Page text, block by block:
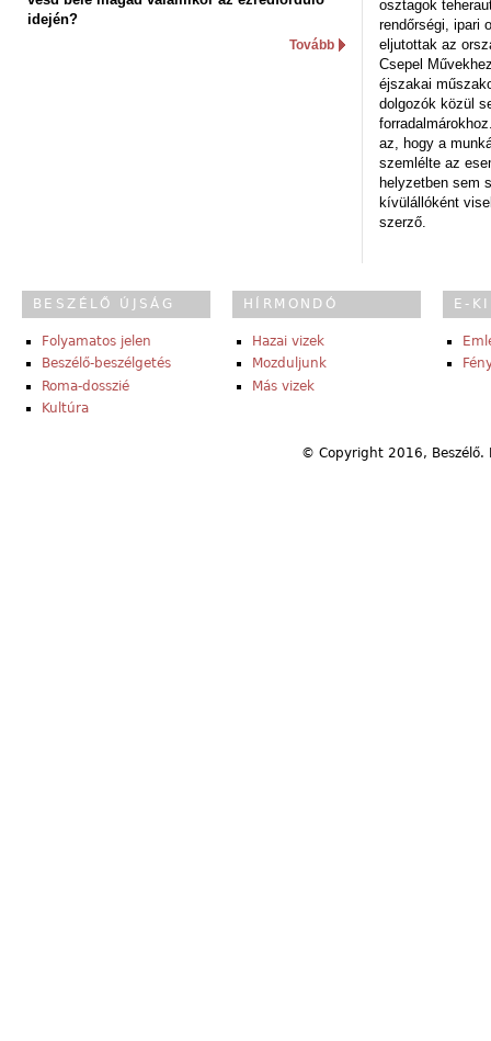
idején?
Tovább
osztagok
rendőrségi, ipari
eljutottak az
Csepel
éjszakai
dolgozók közül
az, hogy a
szemlélte az
helyzetben sem
kívülállóként
szerző.
BESZÉLŐ ÚJSÁG
Folyamatos jelen
Beszélő-beszélgetés
Roma-dosszié
Kultúra
HÍRMONDÓ
Hazai vizek
Mozduljunk
Más vizek
E-
© Copyright 2016,